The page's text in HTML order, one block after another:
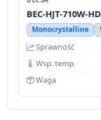
BEC-HJT-710W-HD
Monocrystalline
Sprawność
Wsp. temp.
Waga